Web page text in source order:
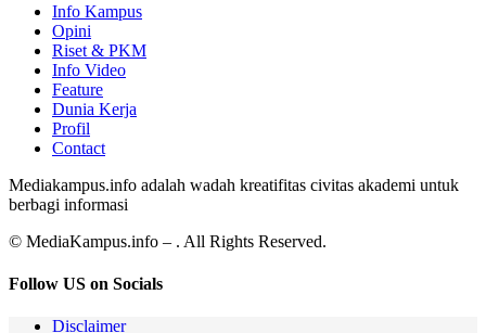
Info Kampus
Opini
Riset & PKM
Info Video
Feature
Dunia Kerja
Profil
Contact
Mediakampus.info adalah wadah kreatifitas civitas akademi untuk
berbagi informasi
© MediaKampus.info – . All Rights Reserved.
Follow US on Socials
Disclaimer